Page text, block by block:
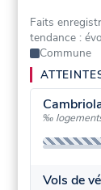
Faits
tendance :
Commune
‰
Vols de